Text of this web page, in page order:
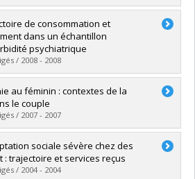
dans Papyrus
de consommation et
dans un échantillon
psychiatrique
/ 2008 - 2008
dans Papyrus
au féminin : contextes de la
le couple
/ 2007 - 2007
Marianne
sociale sévère chez des
trajectoire et services reçus
/ 2004 - 2004